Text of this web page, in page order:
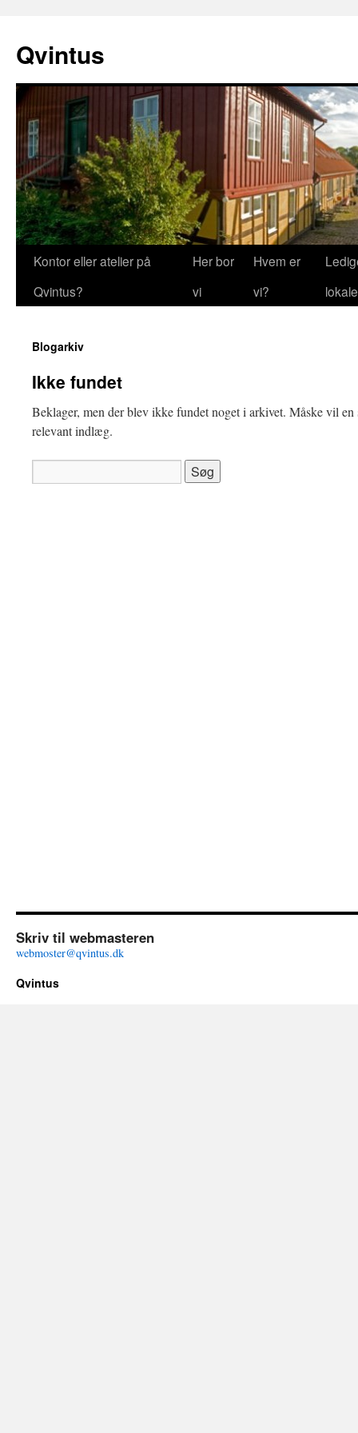
indhold
Qvintus
Kontor eller atelier på
Qvintus?
Her bor
vi
Hvem er
vi?
Blogarkiv
Ikke fundet
Beklager, men der blev ikke fundet noget i arkivet. Måske vil
relevant indlæg.
efter:
Skriv til webmasteren
webmoster@qvintus.dk
Qvintus